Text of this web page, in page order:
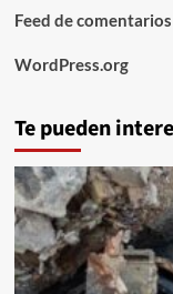
Feed de comentarios
WordPress.org
Te pueden